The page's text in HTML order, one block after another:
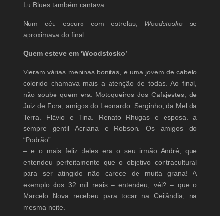
Lu Blues também cantava.
Num céu escuro com estrelas, Woodstosko se
aproximava do final.
Quem esteve em ‘Woodstosko’
Vieram várias meninas bonitas, e uma jovem de cabelo
colorido chamava mais a atenção de todas. Ao final,
não soube quem era. Motoqueiros dos Cafajestes, de
Juiz de Fora, amigos do Leonardo. Serginho, da Mel da
Terra. Flávio e Tina, Renato Rhugas e esposa, a
sempre gentil Adriana e Robson. Os amigos do
“Podrão”
– e o mais feliz deles era o seu irmão André, que
entendeu perfeitamente que o objetivo contracultural
para ser atingido não carece de muita grana! A
exemplo dos 32 mil reais – entendeu, véi? – que o
Marcelo Nova recebeu para tocar na Ceilândia, na
mesma noite.